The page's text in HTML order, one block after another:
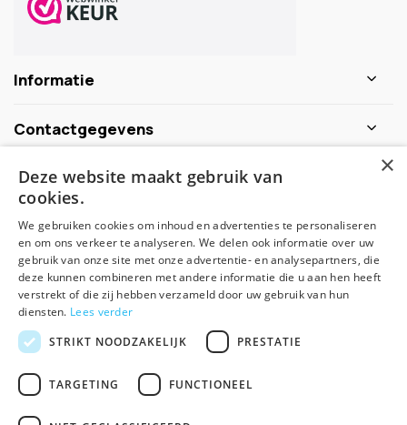
Informatie
Contactgegevens
Schijf je nu in voor de nieuwsbrief
Abonneer
×
Deze website maakt gebruik van
cookies.
We gebruiken cookies om inhoud en advertenties te personaliseren
en om ons verkeer te analyseren. We delen ook informatie over uw
gebruik van onze site met onze advertentie- en analysepartners, die
deze kunnen combineren met andere informatie die u aan hen heeft
verstrekt of die zij hebben verzameld door uw gebruik van hun
diensten. Lees verder
STRIKT NOODZAKELIJK
PRESTATIE
TARGETING FUNCTIONEEL